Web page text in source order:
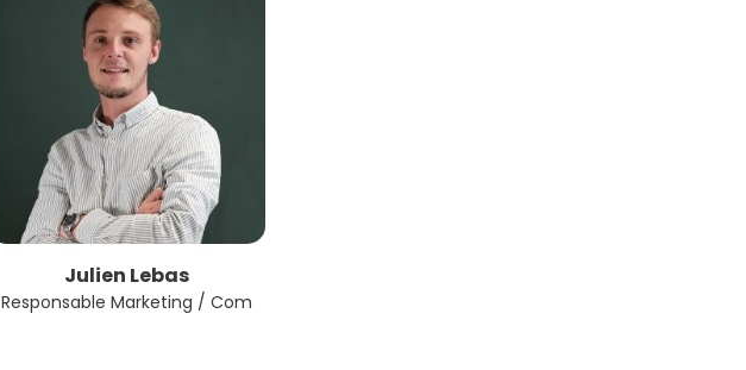
Julien Lebas
Responsable Marketing / Com